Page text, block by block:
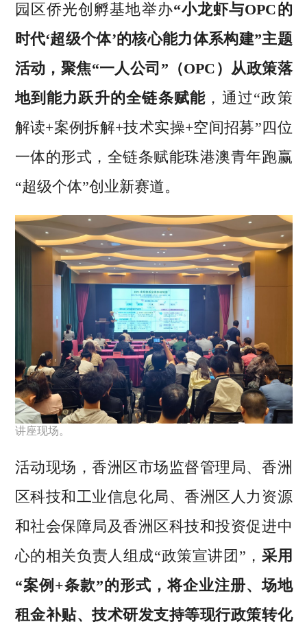
园区侨光创孵基地举办“小龙虾与OPC的
时代‘超级个体’的核心能力体系构建”主题
活动，聚焦“一人公司”（OPC）从政策落
地到能力跃升的全链条赋能 ，通过“政策
解读+案例拆解+技术实操+空间招募”四位
一体的形式，全链条赋能珠港澳青年跑赢
“超级个体”创业新赛道。
讲座现场。
活动现场，香洲区市场监督管理局、香洲
区科技和工业信息化局、香洲区人力资源
和社会保障局及香洲区科技和投资促进中
心的相关负责人组成“政策宣讲团”， 采用
“案例+条款”的形式，将企业注册、场地
租金补贴、技术研发支持等现行政策转化